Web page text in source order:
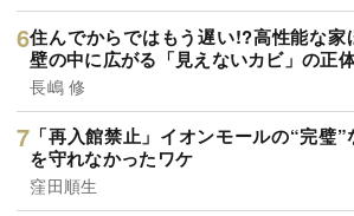
住んでからではもう遅い!?高性能な
壁の中に広がる「見えないカビ」の正
長嶋 修
「再入館禁止」イオンモールの“完璧
を守れなかったワケ
窪田順生